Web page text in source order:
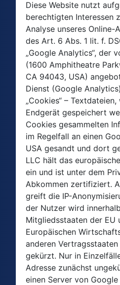
Diese Website nutzt
berechtigten Interessen
Analyse unseres Online-
des Art. 6 Abs. 1 lit. f.
„Google Analytics“, der
(1600 Amphitheatre
CA 94043, USA)
Dienst (Google
„Cookies“ –
Endgerät gespeichert
Cookies gesammelten
im Regelfall an einen
USA gesandt und dort
LLC hält das
ein und ist unter dem
Abkommen zertifiziert.
greift die IP-
der Nutzer wird
Mitgliedsstaaten der EU
Europäischen
anderen
gekürzt. Nur in
Adresse zunächst
einen Server von